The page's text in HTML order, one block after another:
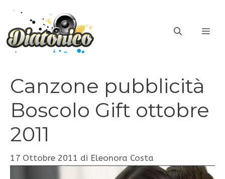
contenuto
Canzone pubblicità
Boscolo Gift ottobre
2011
17 Ottobre 2011 di Eleonora Costa